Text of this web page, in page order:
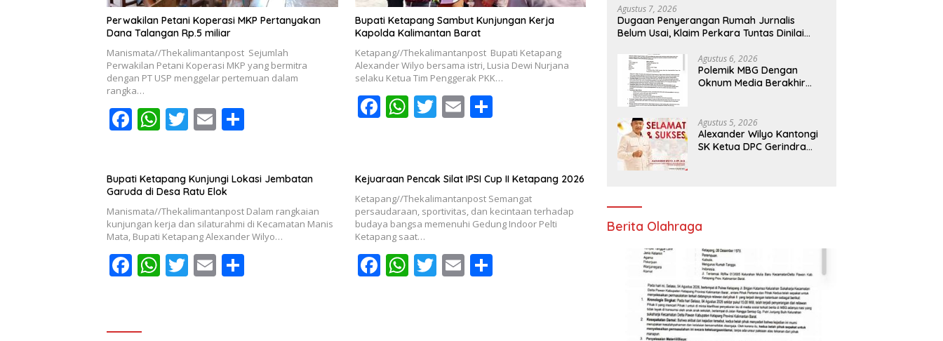
Perwakilan Petani Koperasi MKP Pertanyakan
Dana Talangan Rp.5 miliar
Manismata//Thekalimantanpost Sejumlah
Perwakilan Petani Koperasi MKP yang bermitra
dengan PT USP menggelar pertemuan dalam
rangka…
F
b
o
o
k
W
s
A
p
p
T
er
E
l e
Bupati Ketapang Sambut Kunjungan Kerja
Kapolda Kalimantan Barat
Ketapang//Thekalimantanpost Bupati Ketapang
Alexander Wilyo bersama istri, Lusia Dewi Nurjana
selaku Ketua Tim Penggerak PKK…
F
b
o
o
k
W
s
A
p
p
T
er
E
l
S
e
Bupati Ketapang Kunjungi Lokasi Jembatan
Garuda di Desa Ratu Elok
Manismata//Thekalimantanpost Dalam rangkaian
kunjungan kerja dan silaturahmi di Kecamatan Manis
Mata, Bupati Ketapang Alexander Wilyo…
F
b
W T E
Kejuaraan Pencak Silat IPSI Cup II Ketapang 2026
Ketapang//Thekalimantanpost Semangat
persaudaraan, sportivitas, dan kecintaan terhadap
budaya bangsa memenuhi Gedung Indoor Pelti
Ketapang saat…
F W T E S
Agustus 7, 2026
Dugaan Penyerangan Rumah Jurnalis
Belum Usai, Klaim Perkara Tuntas Dinilai
Agustus 6, 2026
Polemik MBG Dengan
Oknum Media Berakhir
Agustus 5, 2026
Alexander Wilyo Kantongi
SK Ketua DPC Gerindra
Berita Olahraga